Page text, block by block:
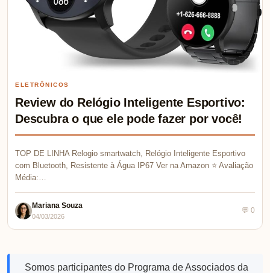
ELETRÔNICOS
Review do Relógio Inteligente Esportivo:
Descubra o que ele pode fazer por você!
TOP DE LINHA Relogio smartwatch, Relógio Inteligente Esportivo
com Bluetooth, Resistente à Água IP67 Ver na Amazon ⭐ Avaliação
Média:…
Mariana Souza
04/03/2026
💬 0
Somos participantes do Programa de Associados da